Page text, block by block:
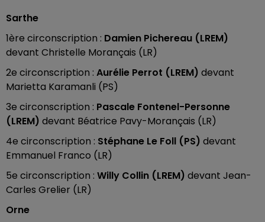
Sarthe
1ère circonscription : Damien Pichereau (LREM)
devant Christelle Morançais (LR)
2e circonscription : Aurélie Perrot (LREM) devant
Marietta Karamanli (PS)
3e circonscription : Pascale Fontenel-Personne
(LREM) devant Béatrice Pavy-Morançais (LR)
4e circonscription : Stéphane Le Foll (PS) devant
Emmanuel Franco (LR)
5e circonscription : Willy Collin (LREM) devant Jean-
Carles Grelier (LR)
Orne